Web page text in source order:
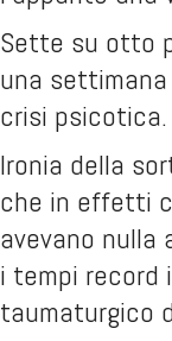
Sette su otto
una
crisi psicotica.
Ironia della
che in effetti
avevano
i tempi record
taumaturgico